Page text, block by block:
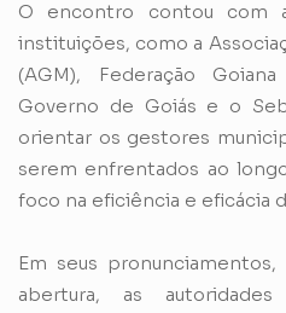
O encontro contou com
instituições, como a
(AGM), Federação
Governo de Goiás e o
orientar os gestores
serem enfrentados ao
foco na eficiência e eficácia
Em seus
abertura, as